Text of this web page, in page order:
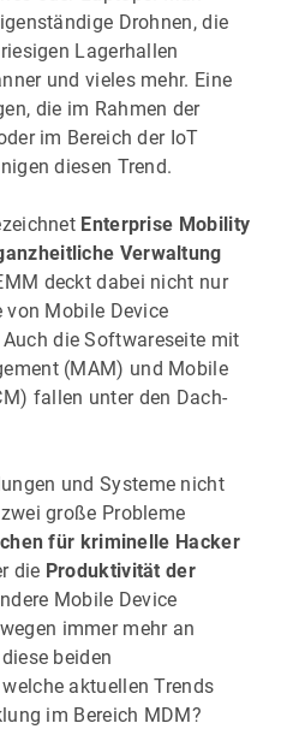
Drohnen, die
Lagerhallen
und vieles mehr. Eine
die im Rahmen der
im Bereich der IoT
diesen Trend.
Enterprise Mobility
Verwaltung
deckt dabei nicht nur
Mobile Device
die Softwareseite mit
(MAM) und Mobile
fallen unter den Dach-
und Systeme nicht
große Probleme
für kriminelle Hacker
die Produktivität der
Mobile Device
immer mehr an
beiden
aktuellen Trends
im Bereich MDM?